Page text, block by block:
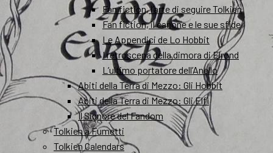
Fan fiction, l’arte di seguire Tolkien
Fan fiction, il canone e le sue sfide
Le Appendici de Lo Hobbit
I retroscena della dimora di Elrond
L’ultimo portatore dell’Anello
Abiti della Terra di Mezzo: Gli Hobbit
Abiti della Terra di Mezzo: Gli Elfi
Il Signore del Fandom
Tolkien a Fumetti
Tolkien Calendars